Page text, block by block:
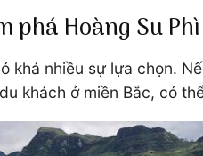
Hoàng Su
khá nhiều sự lựa chọn.
khách ở miền Bắc, có